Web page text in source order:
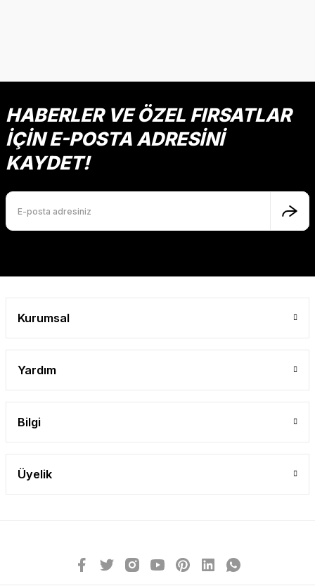
HABERLER VE ÖZEL FIRSATLAR
İÇİN E-POSTA ADRESİNİ
KAYDET!
Kurumsal
Yardım
Bilgi
Üyelik